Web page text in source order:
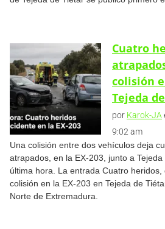
Cuatro
colisión
Tejeda
por Karok-JA
9:02 am
Una colisión entre dos vehículos deja
atrapados, en la EX-203, junto a
última hora. La entrada Cuatro
colisión en la EX-203 en Tejeda de
Norte de Extremadura.